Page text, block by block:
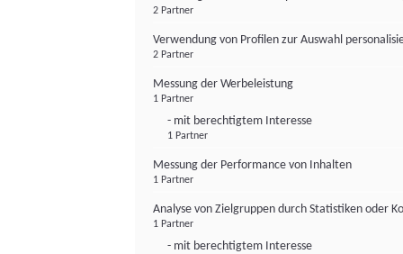
2 Partner
Verwendung von Profilen zur Auswahl
2 Partner
Messung der Werbeleistung
1 Partner
- mit berechtigtem Interesse
1 Partner
Messung der Performance von Inhalten
1 Partner
Analyse von Zielgruppen durch Statistiken oder
1 Partner
- mit berechtigtem Interesse